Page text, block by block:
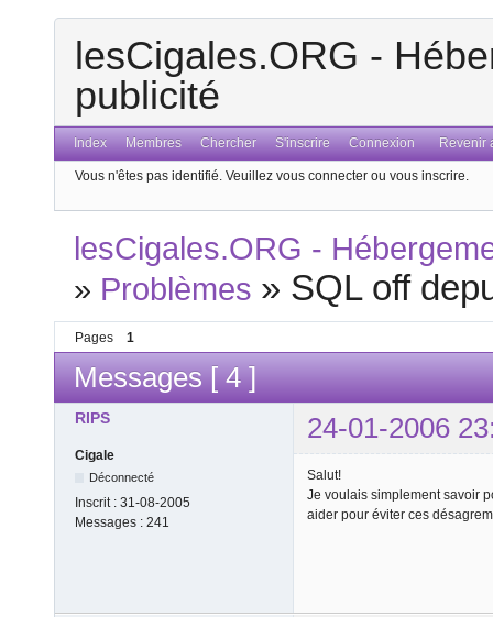
lesCigales.ORG -
publicité
Index Membres Chercher S'inscrire Connexion Revenir
Vous n'êtes pas identifié. Veuillez vous connecter ou vous inscrire.
lesCigales.ORG -
» Problèmes » SQL off
Pages 1
Messages [ 4 ]
RIPS 24-01-2006
Cigale
Déconnecté
Inscrit : 31-08-2005
Messages : 241
Salut!
Je voulais simplement savoir
aider pour éviter ces